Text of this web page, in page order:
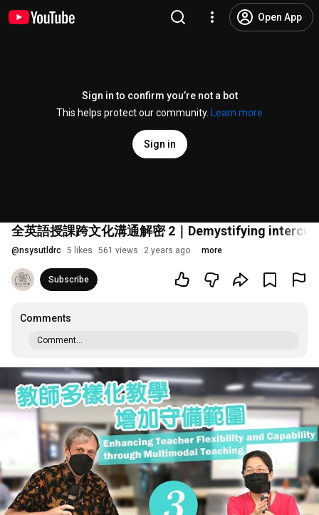
Open App
Sign in to confirm you’re not a bot
This helps protect our community.
Learn more
Sign in
全英語授課跨文化溝通解密 2｜Demystifying
@nsysutldrc 5 likes 561 views 2 years ago more
Subscribe
Comments
Comment...